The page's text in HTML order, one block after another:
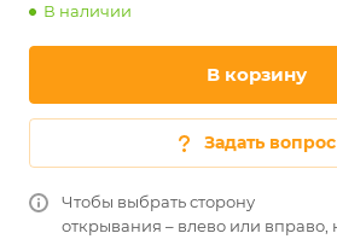
В наличии
В корзину
Задать вопрос
Чтобы выбрать сторону
открывания – влево или вправо,